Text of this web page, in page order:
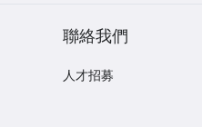
聯絡我們
人才招募